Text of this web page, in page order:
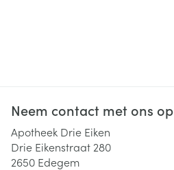
Neem contact met ons op
Apotheek Drie Eiken
Drie Eikenstraat 280
2650 Edegem